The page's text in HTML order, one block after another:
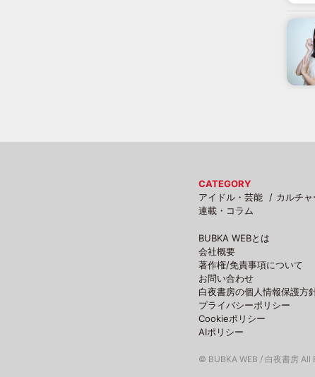
CATEGORY
アイドル・芸能
カルチャ
連載・コラム
BUBKA WEBとは
会社概要
著作権/免責事項について
お問い合わせ
白夜書房の個人情報保護方
プライバシーポリシー
Cookieポリシー
AIポリシー
© BUBKA WEB / 白夜書房 All